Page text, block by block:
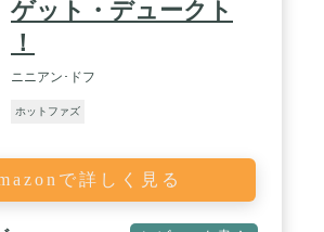
ゲット・デュークト
！
ニニアン･ドフ
ホットファズ
で詳しく見る